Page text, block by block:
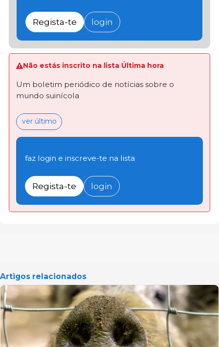
Regista-te login
Não estás inscrito na lista Última hora
Um boletim periódico de notícias sobre o
mundo suinícola
ver último
faz login e inscreve-te na lista
Regista-te login
Artigos relacionados